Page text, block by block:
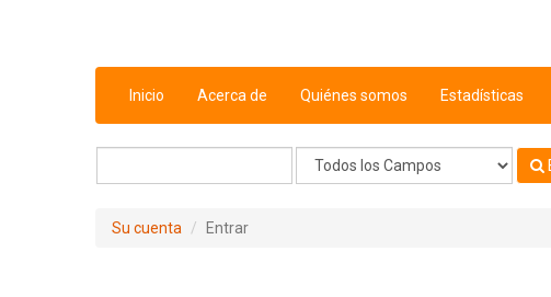
Inicio Acerca de Quiénes somos Estadísticas
Su cuenta Entrar